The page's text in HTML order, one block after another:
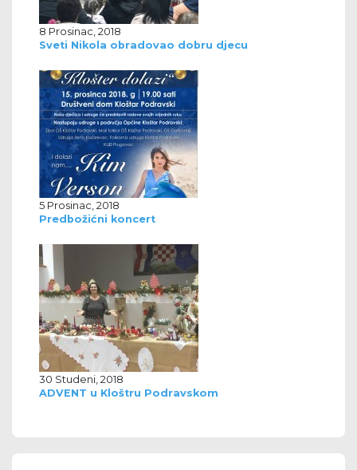
8 Prosinac, 2018
Sveti Nikola obradovao dobru djecu
5 Prosinac, 2018
Predbožićni koncert
30 Studeni, 2018
ADVENT u Kloštru Podravskom